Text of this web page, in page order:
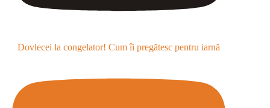
Dovlecei la congelator! Cum îi pregătesc pentru iarnă